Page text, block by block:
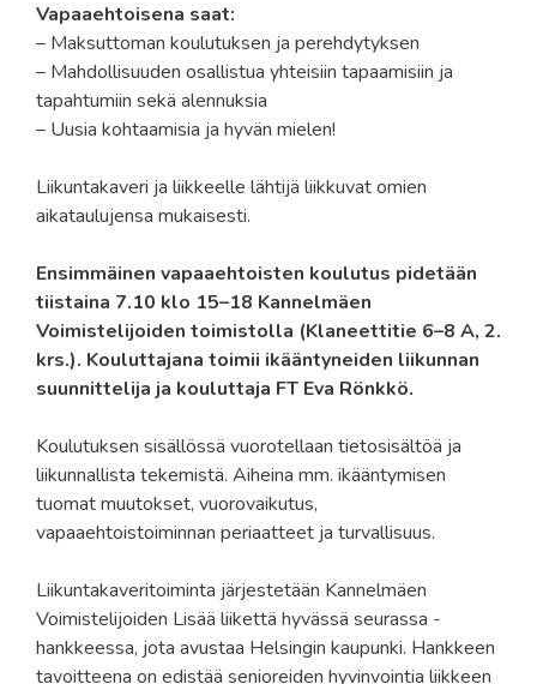
Vapaaehtoisena saat:
– Maksuttoman koulutuksen ja perehdytyksen
– Mahdollisuuden osallistua yhteisiin tapaamisiin ja
tapahtumiin sekä alennuksia
– Uusia kohtaamisia ja hyvän mielen!
Liikuntakaveri ja liikkeelle lähtijä liikkuvat omien
aikataulujensa mukaisesti.
Ensimmäinen vapaaehtoisten koulutus pidetään
tiistaina 7.10 klo 15–18 Kannelmäen
Voimistelijoiden toimistolla (Klaneettitie 6–8 A, 2.
krs.). Kouluttajana toimii ikääntyneiden liikunnan
suunnittelija ja kouluttaja FT Eva Rönkkö.
Koulutuksen sisällössä vuorotellaan tietosisältöä ja
liikunnallista tekemistä. Aiheina mm. ikääntymisen
tuomat muutokset, vuorovaikutus,
vapaaehtoistoiminnan periaatteet ja turvallisuus.
Liikuntakaveritoiminta järjestetään Kannelmäen
Voimistelijoiden Lisää liikettä hyvässä seurassa -
hankkeessa, jota avustaa Helsingin kaupunki. Hankkeen
tavoitteena on edistää senioreiden hyvinvointia liikkeen